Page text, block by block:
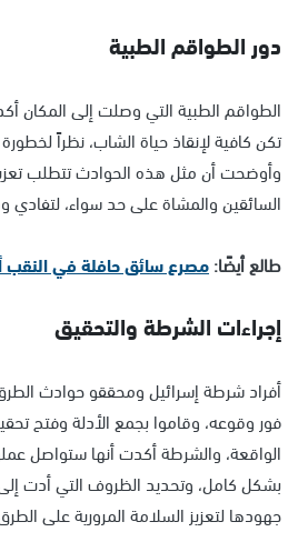
دور الطواقم الطبية
الطواقم الطبية التي وصلت إلى المكان
تكن كافية لإنقاذ حياة الشاب، نظراً
وأوضحت أن مثل هذه الحوادث تتطلب
السائقين والمشاة على حد سواء، لتفادي
طالع أيضًا:مصرع سائق حافلة في النقب
إجراءات الشرطة والتحقيق
أفراد شرطة إسرائيل ومحققو حوادث
فور وقوعه، وقاموا بجمع الأدلة وفتح
الواقعة، والشرطة أكدت أنها ستواصل
بشكل كامل، وتحديد الظروف التي أدت
جهودها لتعزيز السلامة المرورية على